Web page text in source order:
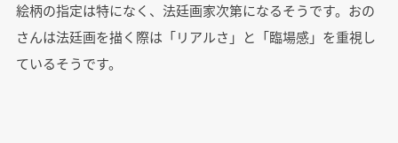
絵柄の指定は特になく、法廷画家次第になるそうです。おの
さんは法廷画を描く際は「リアルさ」と「臨場感」を重視し
ているそうです。